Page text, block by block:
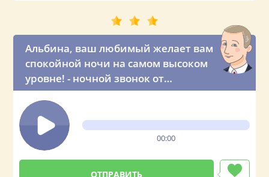
Альбина, ваш любимый желает вам
спокойной ночи на самом высоком
уровне! - ночной звонок от
президента России
00:00